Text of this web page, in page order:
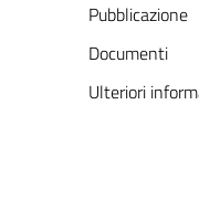
Pubblicazione
Documenti
Ulteriori